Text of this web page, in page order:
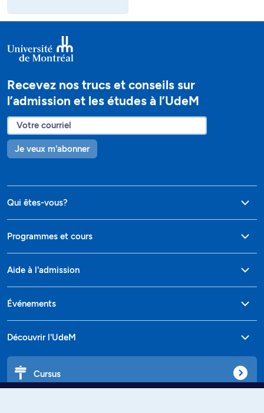
Recevez nos trucs et conseils sur
l’admission et les études à l’UdeM
Je veux m'abonner
Qui êtes-vous?
Programmes et cours
Aide à l'admission
Événements
Découvrir l'UdeM
Cursus